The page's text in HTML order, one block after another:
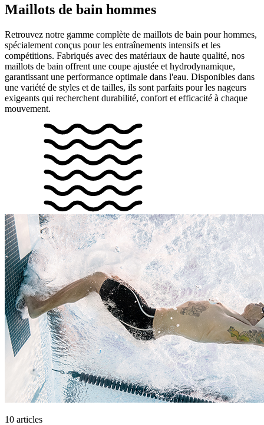
Maillots de bain hommes
Retrouvez notre gamme complète de maillots de bain pour hommes,
spécialement conçus pour les entraînements intensifs et les
compétitions. Fabriqués avec des matériaux de haute qualité, nos
maillots de bain offrent une coupe ajustée et hydrodynamique,
garantissant une performance optimale dans l'eau. Disponibles dans
une variété de styles et de tailles, ils sont parfaits pour les nageurs
exigeants qui recherchent durabilité, confort et efficacité à chaque
mouvement.
10 articles